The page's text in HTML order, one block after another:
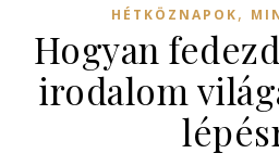
HÉTKÖZNAPOK,
Hogyan
irodalom